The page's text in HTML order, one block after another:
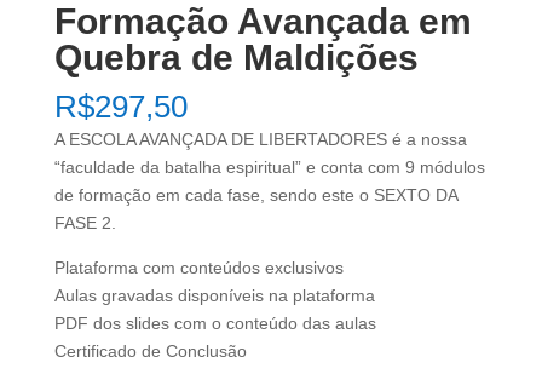
Formação Avançada em
Quebra de Maldições
R$297,50
A ESCOLA AVANÇADA DE LIBERTADORES é a nossa
“faculdade da batalha espiritual” e conta com 9 módulos
de formação em cada fase, sendo este o SEXTO DA
FASE 2.
Plataforma com conteúdos exclusivos
Aulas gravadas disponíveis na plataforma
PDF dos slides com o conteúdo das aulas
Certificado de Conclusão